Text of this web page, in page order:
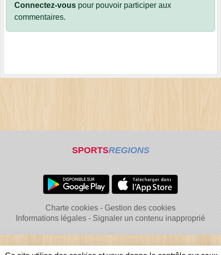
Connectez-vous pour pouvoir participer aux
commentaires.
SPORTSREGIONS
Charte cookies
Gestion des cookies
Informations légales
Signaler un contenu inapproprié